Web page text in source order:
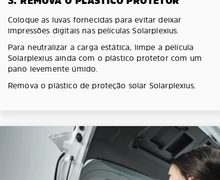
Coloque as luvas fornecidas para evitar deixar
impressões digitais nas películas Solarplexius.
Para neutralizar a carga estática, limpe a película
Solarplexius ainda com o plástico protetor com um
pano levemente úmido.
Remova o plástico de proteção solar Solarplexius.